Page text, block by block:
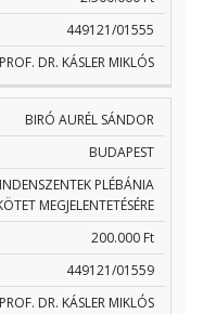
449121/01555
PROF. DR. KÁSLER MIKLÓS
BIRÓ AURÉL SÁNDOR
BUDAPEST
PLÉBÁNIA
MEGJELENTETÉSÉRE
200.000 Ft
449121/01559
PROF. DR. KÁSLER MIKLÓS